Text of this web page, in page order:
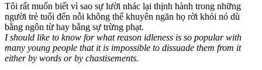
Tôi rất muốn biết vì sao sự lười nhác lại thịnh hành trong những
người trẻ tuổi đến nỗi không thể khuyên ngăn họ rời khỏi nó dù
bằng ngôn từ hay bằng sự trừng phạt.
I should like to know for what reason idleness is so popular with
many young people that it is impossible to dissuade them from it
either by words or by chastisements.